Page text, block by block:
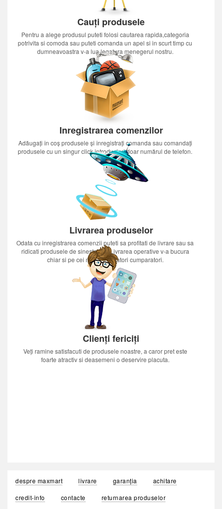
Cauți produsele
Pentru a alege produsul puteti folosi cautarea rapida,categoria
potrivita si comoda sau puteti comanda un apel si in scurt timp cu
dumneavoastra v-a lua legatura menegerul nostru.
Inregistrarea comenzilor
Adăugați în coș produsele și înregistrați comanda sau comandați
produsele cu un singur click introducînd doar numărul de telefon.
Livrarea produselor
Odata cu inregistrarea comenzii puteti sa profitati de livrare sau sa
ridicati produsele de sinestatator.Livrarea operative v-a bucura
chiar si pe cei mai nerabdatori cumparatori.
Clienți fericiți
Veți ramine satisfacuti de produsele noastre, a caror pret este
foarte atractiv si deasemeni o deservire placuta.
despre maxmart livrare garanția
achitare
credit-info
contacte
returnarea produselor